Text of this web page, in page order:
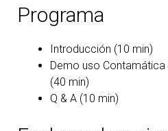
Programa
Introducción (10 min)
Demo uso Contamática
(40 min)
Q & A (10 min)